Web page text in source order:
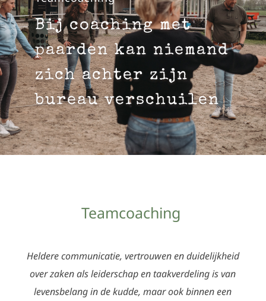
Bij coaching met
paarden kan niemand
zich achter zijn
bureau verschuilen
Teamcoaching
Heldere communicatie, vertrouwen en duidelijkheid
over zaken als leiderschap en taakverdeling is van
levensbelang in de kudde, maar ook binnen een